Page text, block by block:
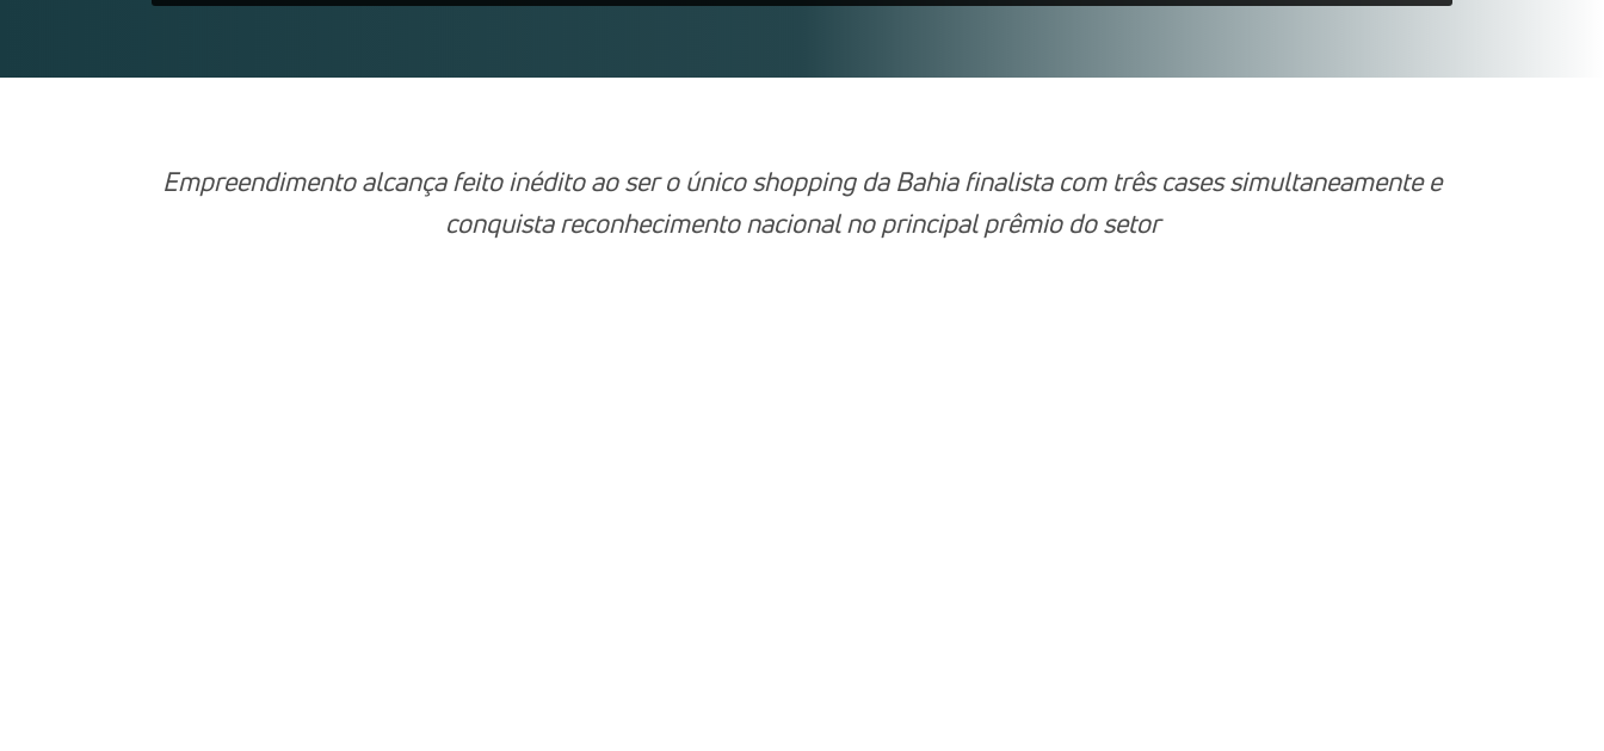
Empreendimento alcança feito inédito ao ser o único shopping da Bahia finalista com três cases simultaneamente e
conquista reconhecimento nacional no principal prêmio do setor